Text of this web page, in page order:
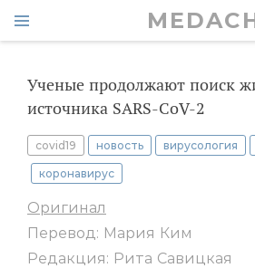
Ученые продолжают поиск
источника SARS-CoV-2
covid19 новость вирусология
коронавирус
Оригинал
Перевод: Мария Ким
Редакция: Рита Савицкая